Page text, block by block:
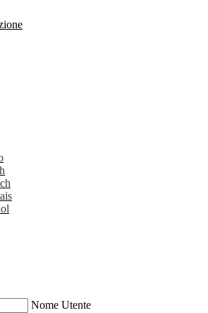
Nome Utente